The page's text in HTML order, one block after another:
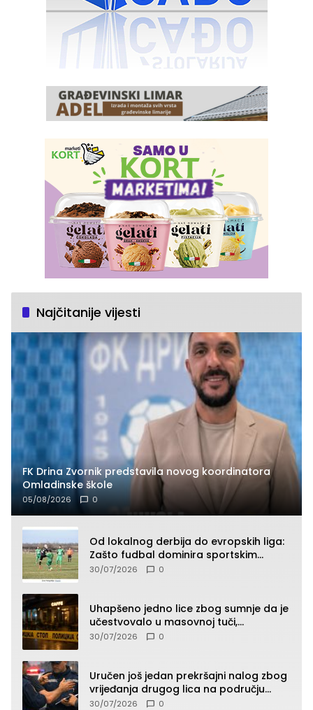
Najčitanije vijesti
FK Drina Zvornik predstavila novog koordinatora
Omladinske škole
05/08/2026 0
Od lokalnog derbija do evropskih liga:
Zašto fudbal dominira sportskim
klađenjem
30/07/2026 0
Uhapšeno jedno lice zbog sumnje da je
učestvovalo u masovnoj tuči,
maloljetnik zadobio povrede
30/07/2026 0
Uručen još jedan prekršajni nalog zbog
vrijeđanja drugog lica na području
Zvornika
30/07/2026 0